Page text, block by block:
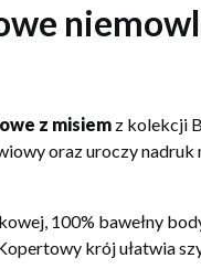
z misiemz kolekcji
oraz uroczy
100% bawełny
krój ułatwia